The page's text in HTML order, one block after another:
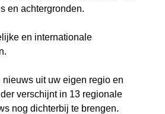
en achtergronden.
en internationale
nieuws uit uw eigen regio en
verschijnt in 13 regionale
nog dichterbij te brengen.